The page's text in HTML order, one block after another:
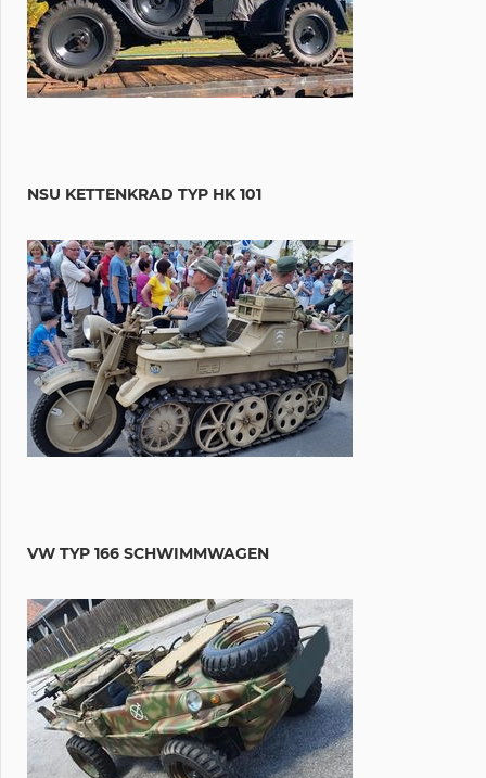
NSU KETTENKRAD TYP HK 101
VW TYP 166 SCHWIMMWAGEN